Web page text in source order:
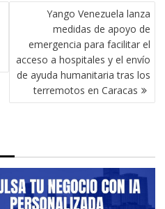
Yango Venezuela lanza
medidas de apoyo de
emergencia para facilitar el
acceso a hospitales y el envío
de ayuda humanitaria tras los
terremotos en Caracas